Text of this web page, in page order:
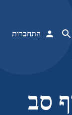
התחברות
סב